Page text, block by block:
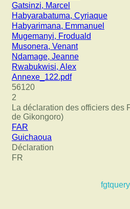
Gatsinzi, Marcel
Habyarabatuma, Cyriaque
Habyarimana, Emmanuel
Mugemanyi, Froduald
Musonera, Venant
Ndamage, Jeanne
Rwabukwisi, Alex
Annexe_122.pdf
56120
2
La déclaration des officiers des
de Gikongoro)
FAR
Guichaoua
Déclaration
FR